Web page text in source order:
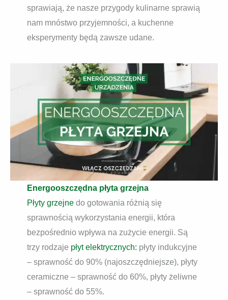
sprawiają, że nasze przygody kulinarne sprawią
nam mnóstwo przyjemności, a kuchenne
eksperymenty będą zawsze udane.
Energooszczędna płyta grzejna
Płyty grzejnedo gotowania różnią się
sprawnością wykorzystania energii, która
bezpośrednio wpływa na zużycie energii. Są
trzy rodzaje płyt elektrycznych: płyty indukcyjne
– sprawność do 90% (najoszczędniejsze), płyty
ceramiczne – sprawność do 60%, płyty żeliwne
– sprawność do 55%.